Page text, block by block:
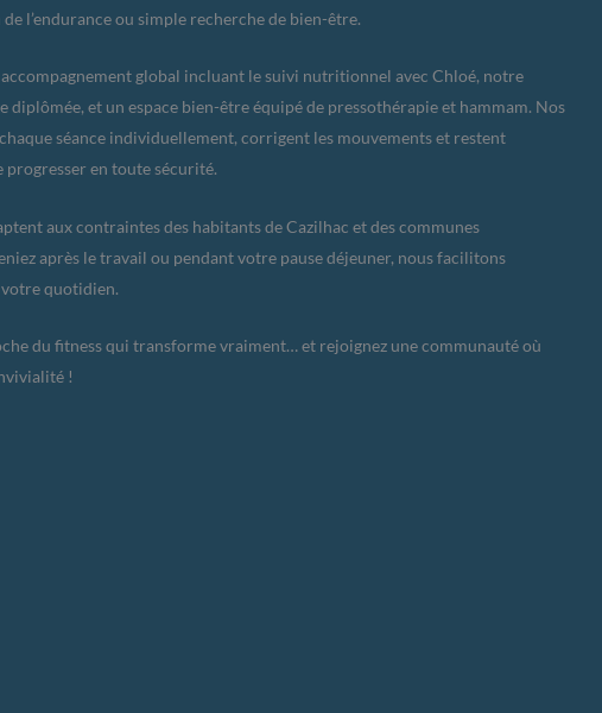
l’endurance ou simple recherche de bien-être.
global incluant le suivi nutritionnel avec Chloé, notre
et un espace bien-être équipé de pressothérapie et hammam. Nos
séance individuellement, corrigent les mouvements et restent
en toute sécurité.
aux contraintes des habitants de Cazilhac et des communes
après le travail ou pendant votre pause déjeuner, nous facilitons
quotidien.
du fitness qui transforme vraiment… et rejoignez une communauté où
!